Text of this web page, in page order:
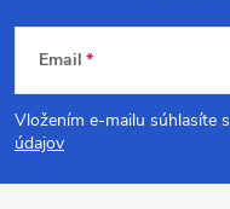
Z
á
p
Email
Vložením e-mailu súhlasíte s
údajov